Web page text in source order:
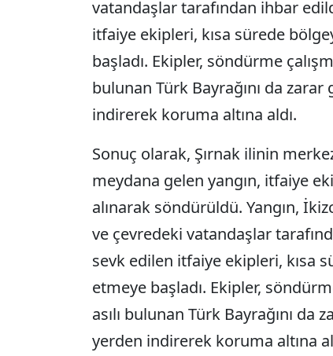
vatandaşlar tarafından ihbar
itfaiye ekipleri, kısa sürede
başladı. Ekipler, söndürme
bulunan Türk Bayrağını da
indirerek koruma altına aldı.
Sonuç olarak, Şırnak ilinin
meydana gelen yangın, itfaiye
alınarak söndürüldü. Yangın,
ve çevredeki vatandaşlar
sevk edilen itfaiye ekipleri, kısa
etmeye başladı. Ekipler,
asılı bulunan Türk Bayrağını
yerden indirerek koruma altına